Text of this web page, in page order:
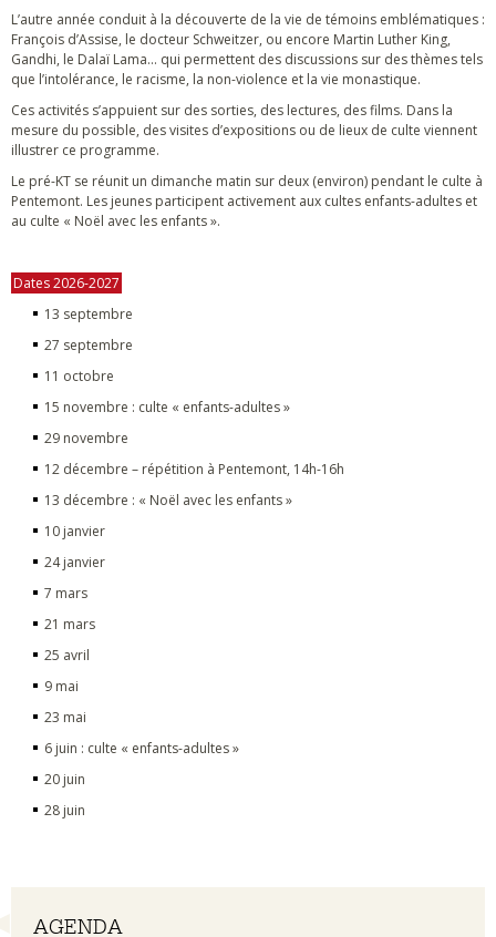
Navigation
AGENDA
L’autre année conduit à la découverte de la vie de témoins emblématiques :
François d’Assise, le docteur Schweitzer, ou encore Martin Luther King,
Gandhi, le Dalaï Lama… qui permettent des discussions sur des thèmes tels
que l’intolérance, le racisme, la non-violence et la vie monastique.
Ces activités s’appuient sur des sorties, des lectures, des films. Dans la
mesure du possible, des visites d’expositions ou de lieux de culte viennent
illustrer ce programme.
Le pré-KT se réunit un dimanche matin sur deux (environ) pendant le culte à
Pentemont. Les jeunes participent activement aux cultes enfants-adultes et
au culte « Noël avec les enfants ».
Dates 2026-2027
13 septembre
27 septembre
11 octobre
15 novembre : culte « enfants-adultes »
29 novembre
12 décembre – répétition à Pentemont, 14h-16h
13 décembre : « Noël avec les enfants »
10 janvier
24 janvier
7 mars
21 mars
25 avril
9 mai
23 mai
6 juin : culte « enfants-adultes »
20 juin
28 juin